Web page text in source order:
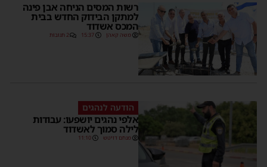
רשות המסים הניחה אבן פינה
למתקן הבידוק החדש בבית
המכס אשדוד
משה קאהן 15:37 2 תגובות
הודעה לנהגים
אלפי נהגים יושפעו: עבודות
לילה סמוך לאשדוד
מנחם דויטש 11:10